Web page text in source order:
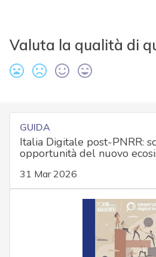
Valuta la qualità di
GUIDA
Italia Digitale post-PNRR:
opportunità del nuovo
31 Mar 2026